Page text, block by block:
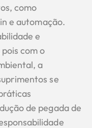
como
e automação.
e
com o
a
se
de pegada de